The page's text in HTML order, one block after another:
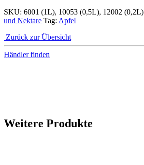
SKU: 6001 (1L), 10053 (0,5L), 12002 (0,2L)
und Nektare Tag: Apfel
Zurück zur Übersicht
Händler finden
Weitere Produkte